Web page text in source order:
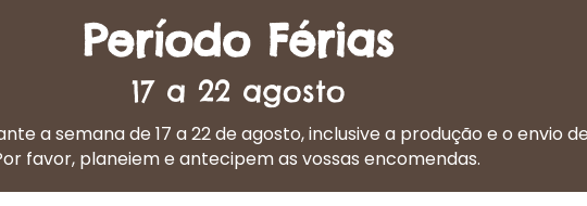
Período Férias
17 a 22 agosto
a semana de 17 a 22 de agosto, inclusive a produção e o envio
favor, planeiem e antecipem as vossas encomendas.